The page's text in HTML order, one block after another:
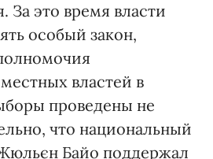
За это время власти
особый закон,
властей в
проведены не
что национальный
Байо поддержал